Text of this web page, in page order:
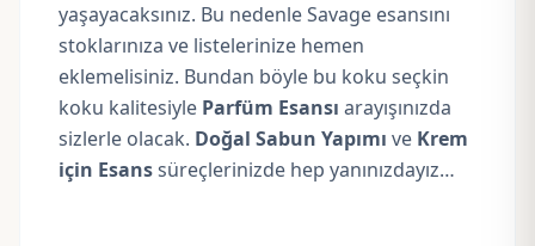
yaşayacaksınız. Bu nedenle Savage esansını
stoklarınıza ve listelerinize hemen
eklemelisiniz. Bundan böyle bu koku seçkin
koku kalitesiyle Parfüm Esansı arayışınızda
sizlerle olacak. Doğal Sabun Yapımı ve Krem
için Esanssüreçlerinizde hep yanınızdayız…